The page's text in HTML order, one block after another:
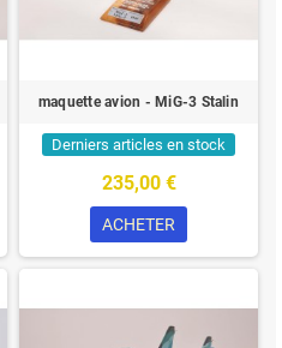
maquette avion - MiG-3 Stalin
Derniers articles en stock
235,00 €
ACHETER